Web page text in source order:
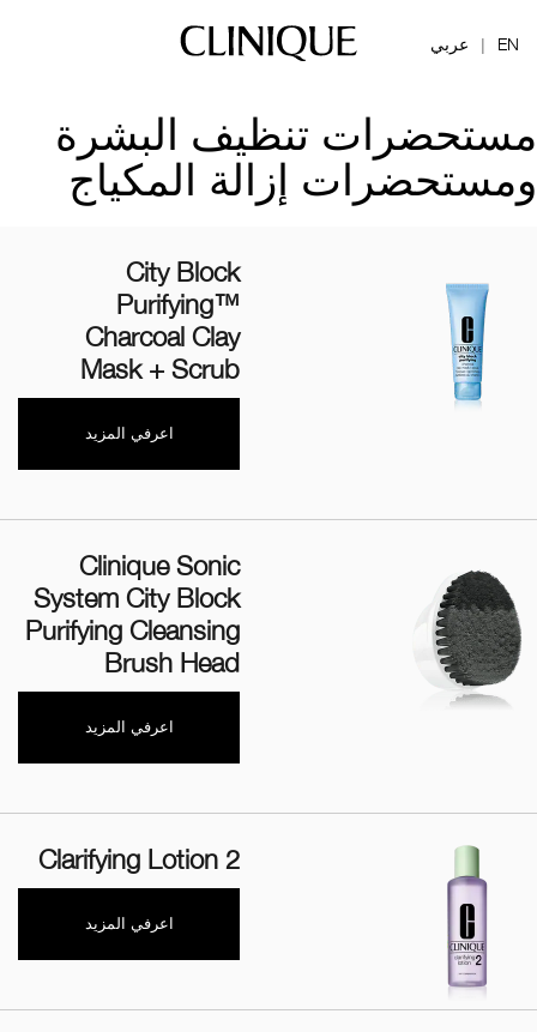
EN
| عربي
مستحضرات تنظيف البشرة
ومستحضرات إزالة المكياج
City Block
Purifying™
Charcoal Clay
Mask + Scrub
اعرفي المزيد
Clinique Sonic
System City Block
Purifying Cleansing
Brush Head
اعرفي المزيد
Clarifying Lotion 2
اعرفي المزيد